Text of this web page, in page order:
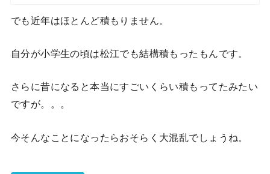
でも近年はほとんど積もりません。
自分が小学生の頃は松江でも結構積もったもんです。
さらに昔になると本当にすごいくらい積もってたみたい
ですが。。。
今そんなことになったらおそらく大混乱でしょうね。